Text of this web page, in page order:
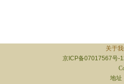
关于
京ICP备07017567号-
地址